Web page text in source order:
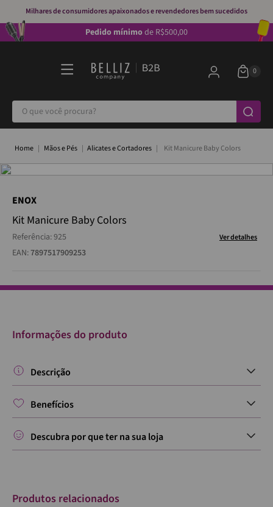
Milhares de consumidores apaixonados e revendedores bem sucedidos
Pedido mínimode R$500,00
O que você procura?
Mãos e Pés Alicates e Cortadores Kit Manicure Baby Colors
ENOX
Kit Manicure Baby Colors
Referência:925 Ver detalhes
EAN:7897517909253
Informações do produto
Descrição
Benefícios
Descubra por que ter na sua loja
Produtos relacionados